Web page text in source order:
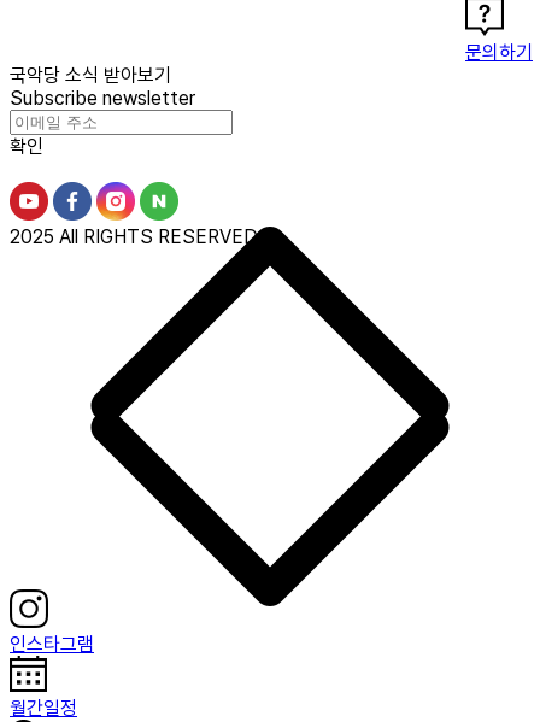
문의하기
인스타그램
월간일정
국악당 소식 받아보기
Subscribe newsletter
확인
2025 All RIGHTS RESERVED.